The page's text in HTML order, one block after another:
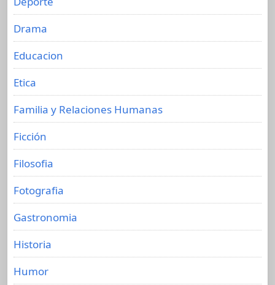
Drama
Educacion
Etica
Familia y Relaciones Humanas
Ficción
Filosofia
Fotografia
Gastronomia
Historia
Humor